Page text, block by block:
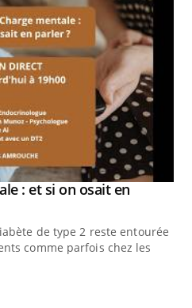
: et si on osait en
de type 2 reste entourée
comme parfois chez les